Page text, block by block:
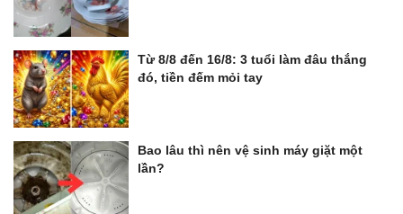
Từ 8/8 đến 16/8: 3 tuổi làm đâu thắng
đó, tiền đếm mỏi tay
Bao lâu thì nên vệ sinh máy giặt một
lần?